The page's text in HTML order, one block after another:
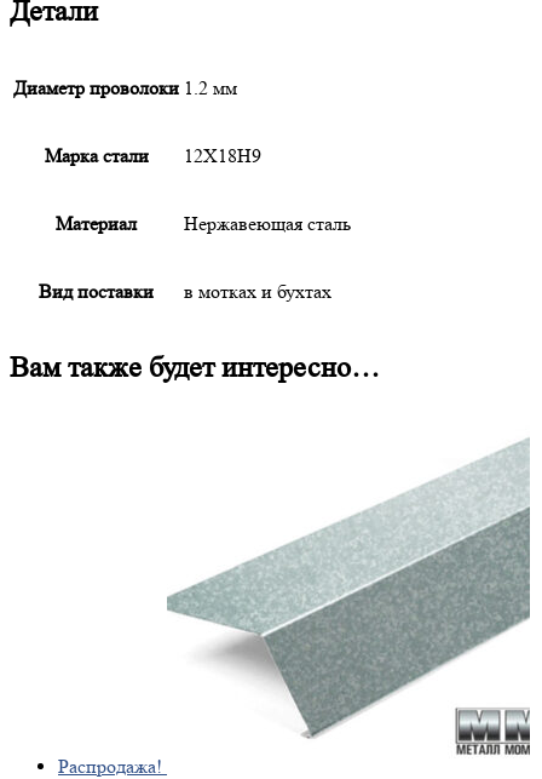
Детали
Диаметр проволоки 1.2 мм
Марка стали 12X18Н9
Материал Нержавеющая сталь
Вид поставки в мотках и бухтах
Вам также будет интересно…
Распродажа!